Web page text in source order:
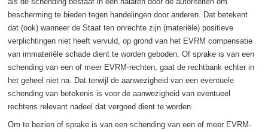
bescherming te bieden tegen handelingen door anderen. Dat betekent
dat (ook) wanneer de Staat ten onrechte zijn (materiële) positieve
verplichtingen niet heeft vervuld, op grond van het EVRM compensatie
van immateriële schade dient te worden geboden. Of sprake is van een
schending van een of meer EVRM-rechten, gaat de rechtbank echter in
het geheel niet na. Dat terwijl de aanwezigheid van een eventuele
schending van betekenis is voor de aanwezigheid van eventueel
rechtens relevant nadeel dat vergoed dient te worden.
Om te bezien of sprake is van een schending van een of meer EVRM-